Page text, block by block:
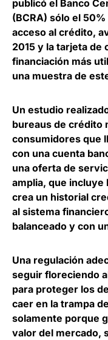
publicó el Banco
(BCRA) sólo el 50%
acceso al crédito,
2015 y la tarjeta de
financiación más
una muestra de
Un estudio
bureaus de crédito
consumidores que
con una cuenta
una oferta de
amplia, que incluye
crea un historial
al sistema
balanceado y con
Una regulación
seguir floreciendo
para proteger los
caer en la trampa
solamente porque
valor del mercado,